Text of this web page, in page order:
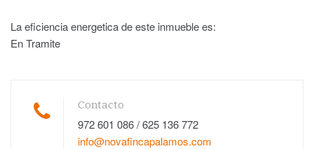
La eficiencia energetica de este inmueble es:
En Tramite
Contacto
972 601 086 / 625 136 772
info@novafincapalamos.com